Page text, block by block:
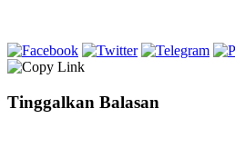
Tinggalkan Balasan